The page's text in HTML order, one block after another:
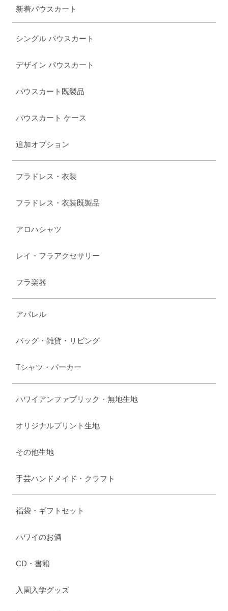
新着パウスカート
シングル パウスカート
デザイン パウスカート
パウスカート既製品
パウスカート ケース
追加オプション
フラドレス・衣装
フラドレス・衣装既製品
アロハシャツ
レイ・フラアクセサリー
フラ楽器
アパレル
バッグ・雑貨・リビング
Tシャツ・パーカー
ハワイアンファブリック・無地生地
オリジナルプリント生地
その他生地
手芸ハンドメイド・クラフト
福袋・ギフトセット
ハワイのお酒
CD・書籍
入園入学グッズ